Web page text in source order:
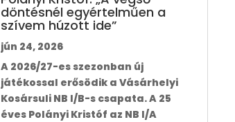
döntésnél egyértelműen a
szívem húzott ide”
jún 24, 2026
A 2026/27-es szezonban új
játékossal erősödik a Vásárhelyi
Kosársuli NB I/B-s csapata. A 25
éves Polányi Kristóf az NB I/A